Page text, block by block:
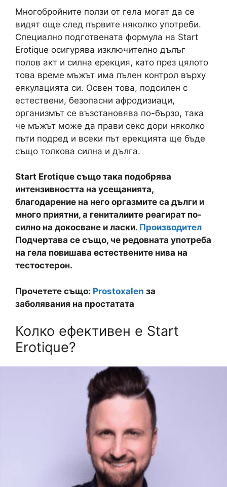
Многобройните ползи от гела могат да се
видят още след първите няколко употреби.
Специално подготвената формула на Start
Erotique осигурява изключително дълъг
полов акт и силна ерекция, като през цялото
това време мъжът има пълен контрол върху
еякулацията си. Освен това, подсилен с
естествени, безопасни афродизиаци,
организмът се възстановява по-бързо, така
че мъжът може да прави секс дори няколко
пъти подред и всеки път ерекцията ще бъде
също толкова силна и дълга.
Start Erotique също така подобрява
интензивността на усещанията,
благодарение на него оргазмите са дълги и
много приятни, а гениталиите реагират по-
силно на докосване и ласки. Производител
Подчертава се също, че редовната употреба
на гела повишава естествените нива на
тестостерон.
Прочетете също: Prostoxalen за
заболявания на простатата
Колко ефективен е Start
Erotique?